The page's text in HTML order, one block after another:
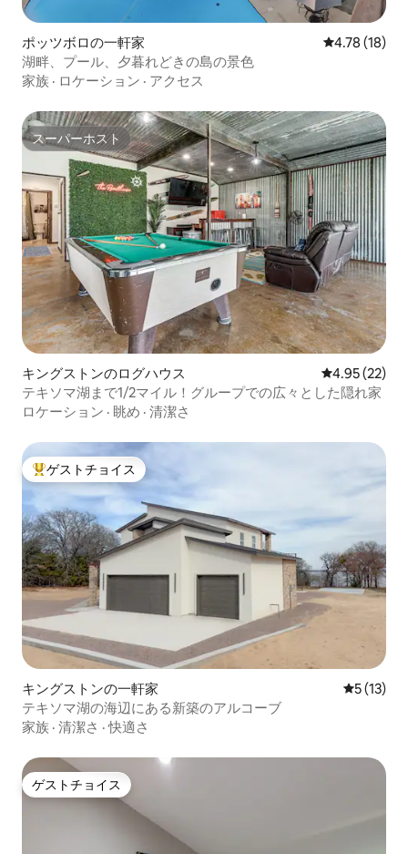
ポッツボロの一軒家 レビュー18
4.78 (18)
湖畔、プール、夕暮れどきの島の景色
家族 · ロケーション · アクセス
スーパーホスト
スーパーホスト
キングストンのログハウス レビュー22
4.95 (22)
テキソマ湖まで1/2マイル！グループでの広々とした隠れ家
ロケーション · 眺め · 清潔さ
大好評のゲストチョイスです。
ゲストチョイス
キングストンの一軒家 レビュー
5 (13)
テキソマ湖の海辺にある新築のアルコーブ
家族 · 清潔さ ·快適さ
ゲストチョイス
ゲストチョイス